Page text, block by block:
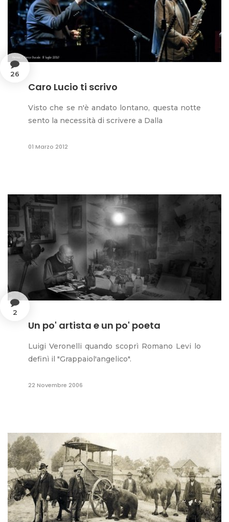
26
Caro Lucio ti scrivo
Visto che se n'è andato lontano, questa notte
sento la necessità di scrivere a Dalla
01 Marzo 2012
2
Un po' artista e un po' poeta
Luigi Veronelli quando scoprì Romano Levi lo
definì il "Grappaiol'angelico".
22 Novembre 2006